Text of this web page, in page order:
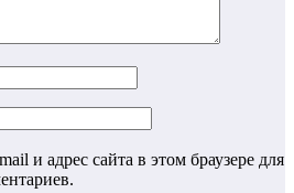
и адрес сайта в этом браузере для